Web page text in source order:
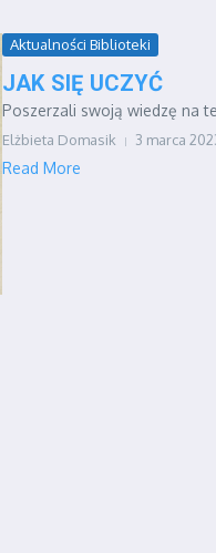
Aktualności Biblioteki
JAK SIĘ UCZYĆ
Poszerzali swoją wiedzę na
Elżbieta Domasik 3 marca
Read More